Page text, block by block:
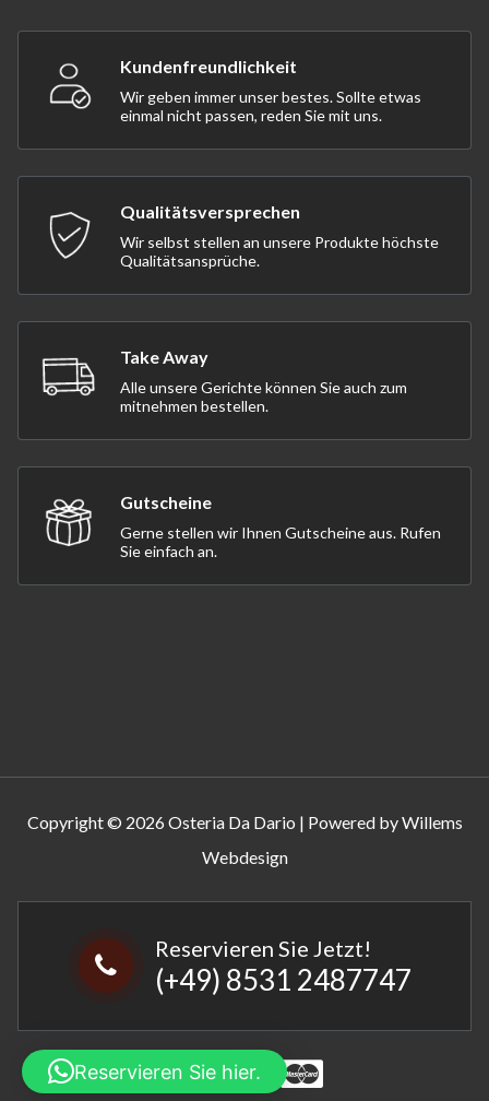
Kundenfreundlichkeit
Wir geben immer unser bestes. Sollte etwas
einmal nicht passen, reden Sie mit uns.
Qualitätsversprechen
Wir selbst stellen an unsere Produkte höchste
Qualitätsansprüche.
Take Away
Alle unsere Gerichte können Sie auch zum
mitnehmen bestellen.
Gutscheine
Gerne stellen wir Ihnen Gutscheine aus. Rufen
Sie einfach an.
Copyright © 2026 Osteria Da Dario | Powered by Willems
Webdesign
Reservieren Sie Jetzt!
(+49) 8531 2487747
Reservieren Sie hier.